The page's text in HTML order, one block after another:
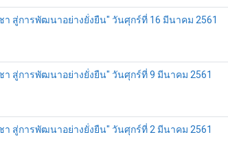
า สู่การพัฒนาอย่างยั่งยืน" วันศุกร์ที่ 16 มีนาคม 2561
า สู่การพัฒนาอย่างยั่งยืน" วันศุกร์ที่ 9 มีนาคม 2561
า สู่การพัฒนาอย่างยั่งยืน" วันศุกร์ที่ 2 มีนาคม 2561